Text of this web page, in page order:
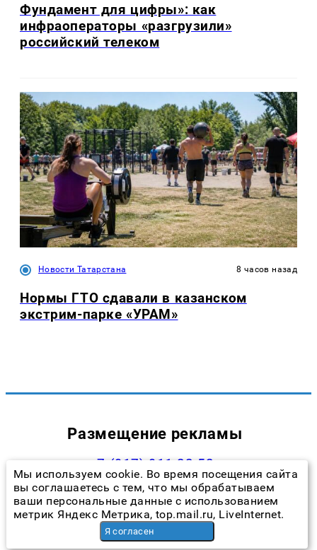
Фундамент для цифры»: как
инфраоператоры «разгрузили»
российский телеком
Новости Татарстана 8 часов назад
Нормы ГТО сдавали в казанском
экстрим-парке «УРАМ»
Размещение рекламы
+7 (917) 911-22-52
andrey@prokazan.ru
Прайс-лист
Наши менеджеры
Мы используем cookie. Во время посещения сайта
вы соглашаетесь с тем, что мы обрабатываем
ваши персональные данные с использованием
метрик Яндекс Метрика, top.mail.ru, LiveInternet.
Я согласен